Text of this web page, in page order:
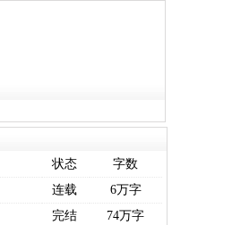
状态
字数
连载
6万字
完结
74万字